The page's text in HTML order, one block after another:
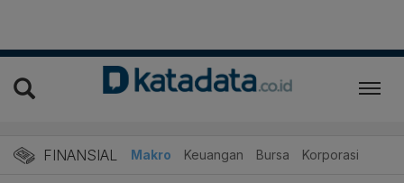
FINANSIAL Makro Keuangan Bursa Korporasi